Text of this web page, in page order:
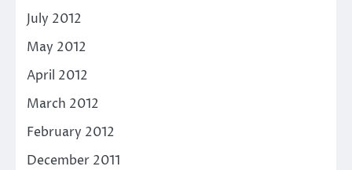
July 2012
May 2012
April 2012
March 2012
February 2012
December 2011